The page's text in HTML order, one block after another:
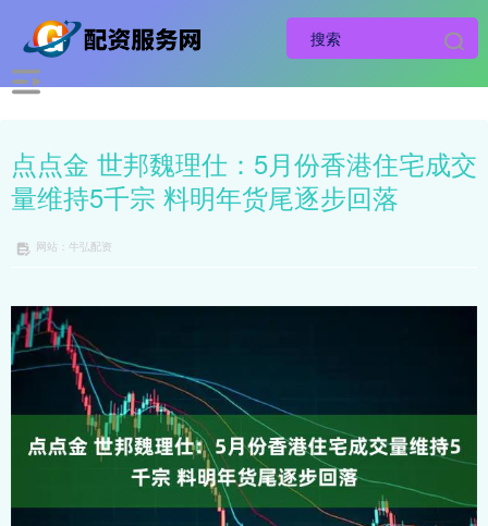
点点金 世邦魏理仕：5月份香港住宅成交
量维持5千宗 料明年货尾逐步回落
网站：牛弘配资